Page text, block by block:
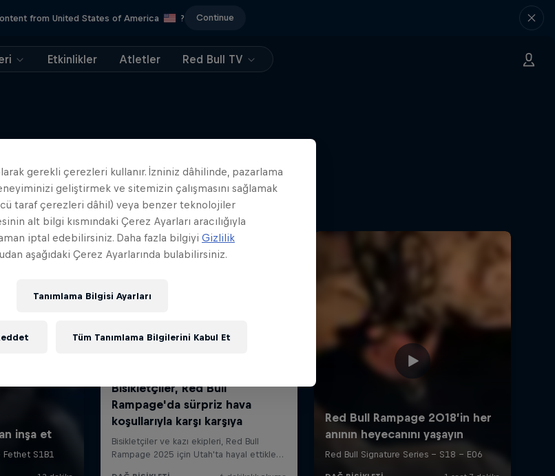
from United States of America ? Continue
Etkinlikler Atletler Red Bull TV
Benzer içerikler
gerekli çerezleri kullanır. İzniniz dâhilinde, pazarlama
geliştirmek ve sitemizin çalışmasını sağlamak
taraf çerezleri dâhil) veya benzer teknolojiler
alt bilgi kısmındaki Çerez Ayarları aracılığıyla
iptal edebilirsiniz. Daha fazla bilgiyi Gizlilik
aşağıdaki Çerez Ayarlarında bulabilirsiniz.
Tanımlama Bilgisi Ayarları
Tüm Tanımlama Bilgilerini Kabul Et